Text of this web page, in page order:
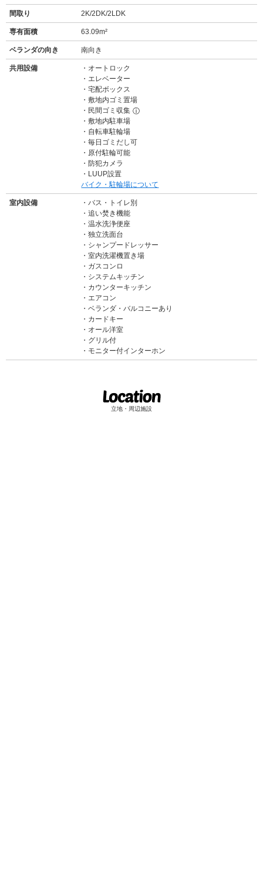
間取り 2K/2DK/2LDK
専有面積 63.09m²
ベランダの向き 南向き
共用設備
オートロック
エレベーター
宅配ボックス
敷地内ゴミ置場
民間ゴミ収集 ⓘ
敷地内駐車場
自転車駐輪場
毎日ゴミだし可
原付駐輪可能
防犯カメラ
LUUP設置
バイク・駐輪場について
室内設備
バス・トイレ別
追い焚き機能
温水洗浄便座
独立洗面台
シャンプードレッサー
室内洗濯機置き場
ガスコンロ
システムキッチン
カウンターキッチン
エアコン
ベランダ・バルコニーあり
カードキー
オール洋室
グリル付
モニター付インターホン
立地・周辺施設